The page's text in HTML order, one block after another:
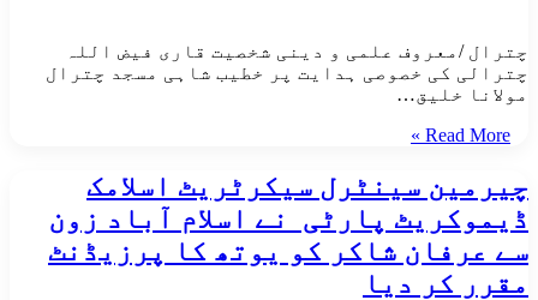
​چترال /معروف علمی و دینی شخصیت قاری فیض اللہ
چترالی کی خصوصی ہدایت پر خطیب شاہی مسجد چترال
مولانا خلیق…
Read More »
چیرمین سینٹرل سیکرٹریٹ اسلامک
ڈیموکریٹ پارٹی نے اسلام آباد زون
سے عرفان شاکر کو یوتھ کا پرزیڈنٹ
مقرر کر دیا